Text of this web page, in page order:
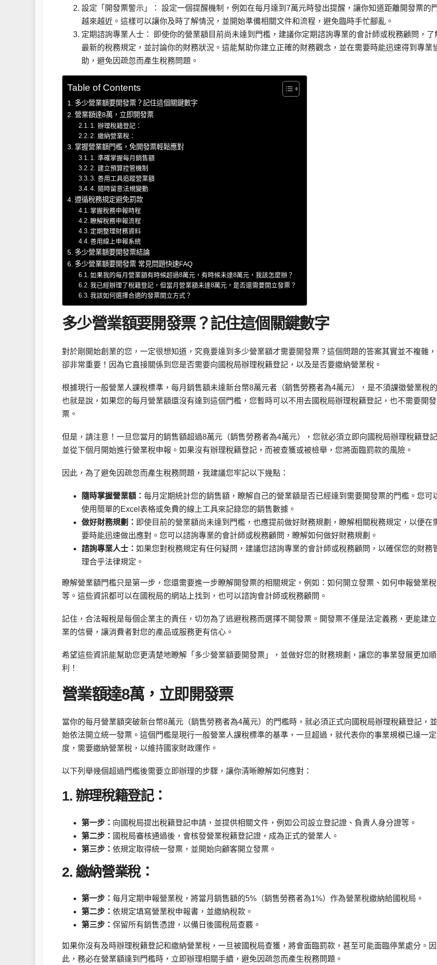
設定「開發票警示」： 設定一個提醒機制，例如在每月達到7萬元時發出提醒，讓你知道距離開發票的
越來越近。這樣可以讓你及時了解情況，並開始準備相關文件和流程，避免臨時手忙腳亂。
定期諮詢專業人士： 即使你的營業額目前尚未達到門檻，建議你定期諮詢專業的會計師或稅務顧問，了
最新的稅務規定，並討論你的財務狀況。這能幫助你建立正確的財務觀念，並在需要時能迅速得到專業
助，避免因疏忽而產生稅務問題。
Table of Contents
多少營業額要開發票？記住這個關鍵數字
營業額達8萬，立即開發票
1. 辦理稅籍登記：
2. 繳納營業稅：
掌握營業額門檻，免開發票輕鬆應對
1. 準確掌握每月銷售額
2. 建立預算控管機制
3. 善用工具追蹤營業額
4. 隨時留意法規變動
遵循稅務規定避免罰款
掌握稅務申報時程
瞭解稅務申報流程
定期整理財務資料
善用線上申報系統
多少營業額要開發票結論
多少營業額要開發票 常見問題快速FAQ
如果我的每月營業額有時候超過8萬元，有時候未達8萬元，我該怎麼辦？
我已經辦理了稅籍登記，但當月營業額未達8萬元，是否還需要開立發票？
我該如何選擇合適的發票開立方式？
多少營業額要開發票？記住這個關鍵數字
對於剛開始創業的您，一定很想知道，究竟要達到多少營業額才需要開發票？這個問題的答案其實並不複雜
卻非常重要！因為它直接關係到您是否需要向國稅局辦理稅籍登記，以及是否要繳納營業稅。
根據現行一般營業人課稅標準，每月銷售額未達新台幣8萬元者（銷售勞務者為4萬元），是不須課徵營業稅的
也就是說，如果您的每月營業額還沒有達到這個門檻，您暫時可以不用去國稅局辦理稅籍登記，也不需要開發
票。
但是，請注意！一旦您當月的銷售額超過8萬元（銷售勞務者為4萬元），您就必須立即向國稅局辦理稅籍登記
並從下個月開始進行營業稅申報。如果沒有辦理稅籍登記，而被查獲或被檢舉，您將面臨罰款的風險。
因此，為了避免因疏忽而產生稅務問題，我建議您牢記以下幾點：
隨時掌握營業額： 每月定期統計您的銷售額，瞭解自己的營業額是否已經達到需要開發票的門檻。您可
使用簡單的Excel表格或免費的線上工具來記錄您的銷售數據。
做好財務規劃： 即使目前的營業額尚未達到門檻，也應提前做好財務規劃，瞭解相關稅務規定，以便在
要時能迅速做出應對。您可以諮詢專業的會計師或稅務顧問，瞭解如何做好財務規劃。
諮詢專業人士： 如果您對稅務規定有任何疑問，建議您諮詢專業的會計師或稅務顧問，以確保您的財務
理合乎法律規定。
瞭解營業額門檻只是第一步，您還需要進一步瞭解開發票的相關規定，例如：如何開立發票、如何申報營業稅
等。這些資訊都可以在國稅局的網站上找到，也可以諮詢會計師或稅務顧問。
記住，合法報稅是每個企業主的責任，切勿為了逃避稅務而選擇不開發票。開發票不僅是法定義務，更能建
業的信譽，讓消費者對您的產品或服務更有信心。
希望這些資訊能幫助您更清楚地瞭解「多少營業額要開發票」，並做好您的財務規劃，讓您的事業發展更加順
利！
營業額達8萬，立即開發票
當你的每月營業額突破新台幣8萬元（銷售勞務者為4萬元）的門檻時，就必須正式向國稅局辦理稅籍登記，
始依法開立統一發票。這個門檻是現行一般營業人課稅標準的基準，一旦超過，就代表你的事業規模已達一
度，需要繳納營業稅，以維持國家財政運作。
以下列舉幾個超過門檻後需要立即辦理的步驟，讓你清晰瞭解如何應對：
1. 辦理稅籍登記：
第一步： 向國稅局提出稅籍登記申請，並提供相關文件，例如公司設立登記證、負責人身分證等。
第二步： 國稅局審核通過後，會核發營業稅籍登記證，成為正式的營業人。
第三步： 依規定取得統一發票，並開始向顧客開立發票。
2. 繳納營業稅：
第一步： 每月定期申報營業稅，將當月銷售額的5%（銷售勞務者為1%）作為營業稅繳納給國稅局。
第二步： 依規定填寫營業稅申報書，並繳納稅款。
第三步： 保留所有銷售憑證，以備日後國稅局查覈。
如果你沒有及時辦理稅籍登記和繳納營業稅，一旦被國稅局查獲，將會面臨罰款，甚至可能面臨停業處分。因
此，務必在營業額達到門檻時，立即辦理相關手續，避免因疏忽而產生稅務問題。